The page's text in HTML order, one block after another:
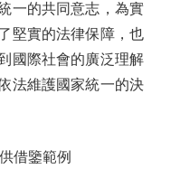
一的共同意志，為實
堅實的法律保障，也
國際社會的廣泛理解
法維護國家統一的決
借鑒範例